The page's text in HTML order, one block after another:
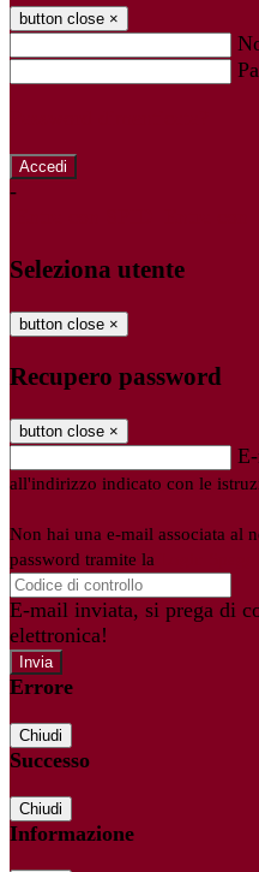
button close ×
-
Seleziona utente
button close ×
Recupero password
button close ×
all'indirizzo indicato con le
Non hai una e-mail associata al
password tramite la
E-mail inviata, si prega di
elettronica!
Errore
Chiudi
Successo
Chiudi
Informazione